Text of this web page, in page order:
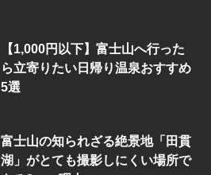
【1,000円以下】富士山へ行った
ら立寄りたい日帰り温泉おすすめ
5選
富士山の知られざる絶景地「田貫
湖」がとても撮影しにくい場所で